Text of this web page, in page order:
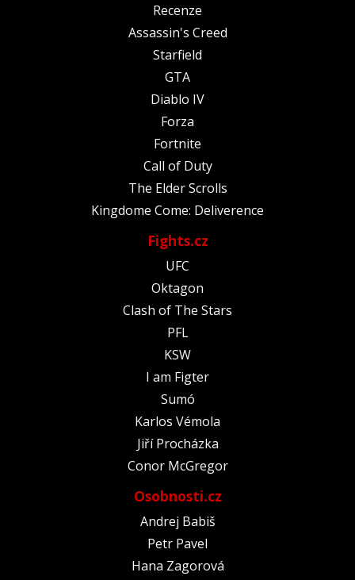
Recenze
Assassin's Creed
Starfield
GTA
Diablo IV
Forza
Fortnite
Call of Duty
The Elder Scrolls
Kingdome Come: Deliverence
Fights.cz
UFC
Oktagon
Clash of The Stars
PFL
KSW
I am Figter
Sumó
Karlos Vémola
Jiří Procházka
Conor McGregor
Osobnosti.cz
Andrej Babiš
Petr Pavel
Hana Zagorová